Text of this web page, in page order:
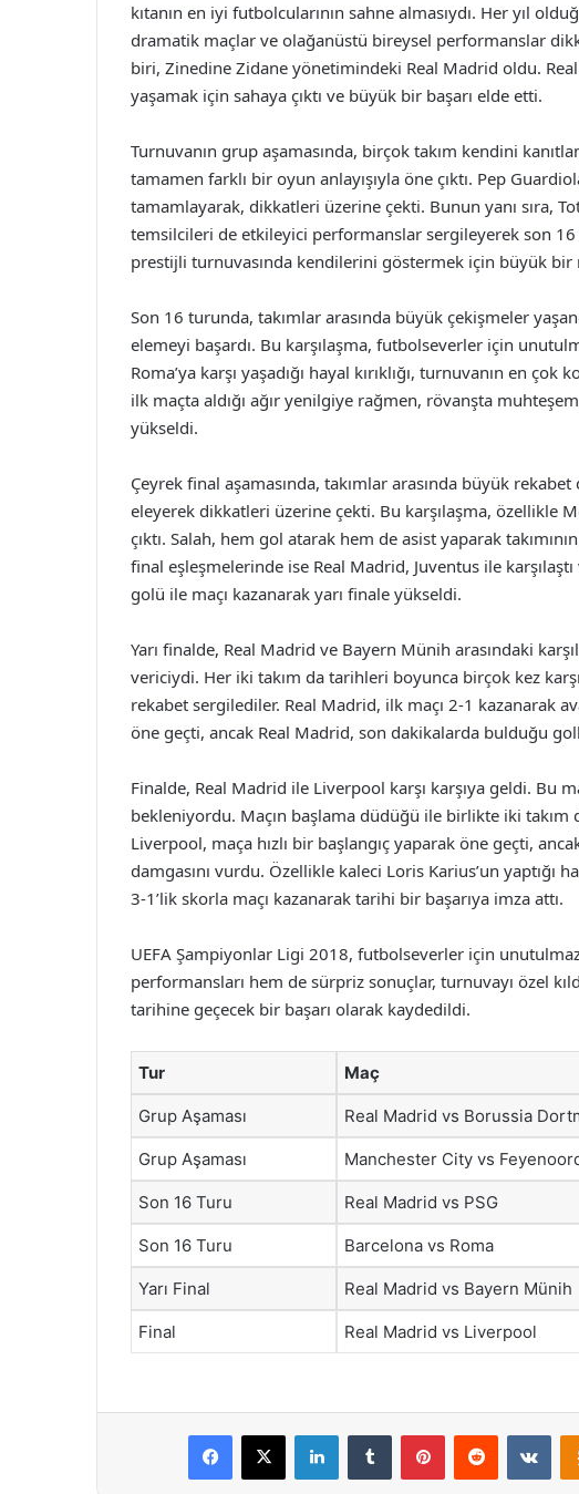
kıtanın en iyi futbolcularının sahne almasıydı. Her yıl
dramatik maçlar ve olağanüstü bireysel performanslar
biri, Zinedine Zidane yönetimindeki Real Madrid oldu.
yaşamak için sahaya çıktı ve büyük bir başarı elde etti.
Turnuvanın grup aşamasında, birçok takım kendini
tamamen farklı bir oyun anlayışıyla öne çıktı. Pep
tamamlayarak, dikkatleri üzerine çekti. Bunun yanı sıra,
temsilcileri de etkileyici performanslar sergileyerek son 16
prestijli turnuvasında kendilerini göstermek için büyük bir
Son 16 turunda, takımlar arasında büyük çekişmeler
elemeyi başardı. Bu karşılaşma, futbolseverler için
Roma’ya karşı yaşadığı hayal kırıklığı, turnuvanın en
ilk maçta aldığı ağır yenilgiye rağmen, rövanşta
yükseldi.
Çeyrek final aşamasında, takımlar arasında büyük
eleyerek dikkatleri üzerine çekti. Bu karşılaşma, özellikle
çıktı. Salah, hem gol atarak hem de asist yaparak
final eşleşmelerinde ise Real Madrid, Juventus ile
golü ile maçı kazanarak yarı finale yükseldi.
Yarı finalde, Real Madrid ve Bayern Münih arasındaki
vericiydi. Her iki takım da tarihleri boyunca birçok kez
rekabet sergilediler. Real Madrid, ilk maçı 2-1 kazanarak
öne geçti, ancak Real Madrid, son dakikalarda bulduğu
Finalde, Real Madrid ile Liverpool karşı karşıya geldi. Bu
bekleniyordu. Maçın başlama düdüğü ile birlikte iki takım
Liverpool, maça hızlı bir başlangıç yaparak öne geçti,
damgasını vurdu. Özellikle kaleci Loris Karius’un yaptığı
3-1’lik skorla maçı kazanarak tarihi bir başarıya imza attı.
UEFA Şampiyonlar Ligi 2018, futbolseverler için
performansları hem de sürpriz sonuçlar, turnuvayı özel
tarihine geçecek bir başarı olarak kaydedildi.
Tur Maç
Grup Aşaması Real Madrid vs Borussia
Grup Aşaması Manchester City vs
Son 16 Turu Real Madrid vs PSG
Son 16 Turu Barcelona vs Roma
Yarı Final Real Madrid vs Bayern Münih
Final Real Madrid vs Liverpool
Facebook
X LinkedInTumblr PinterestReddit